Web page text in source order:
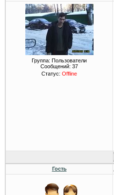
Группа: Пользователи
Сообщений: 37
Статус: Offline
Гость